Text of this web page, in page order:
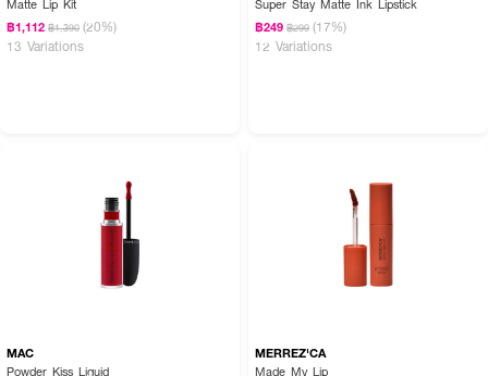
Matte Lip Kit
฿1,112 ฿1,390 (20%)
13 Variations
Super Stay Matte Ink Lipstick
฿249 ฿299 (17%)
12 Variations
MAC
Powder Kiss Liquid
MERREZ'CA
Made My Lip